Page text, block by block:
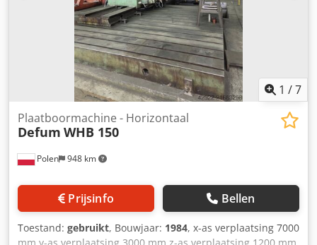
1 /7
Polen 948 km
Plaatboormachine - Horizontaal
Defum WHB 150
Prijsinfo Bellen
Toestand: gebruikt, Bouwjaar: 1984, x-as verplaatsing 7000